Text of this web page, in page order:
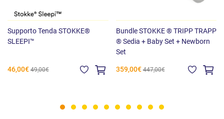
Supporto Tenda STOKKE®
SLEEPI™
46,00€ 49,00€
Bundle STOKKE ® TRIPP TRAPP
® Sedia + Baby Set + Newborn
Set
359,00€ 447,00€